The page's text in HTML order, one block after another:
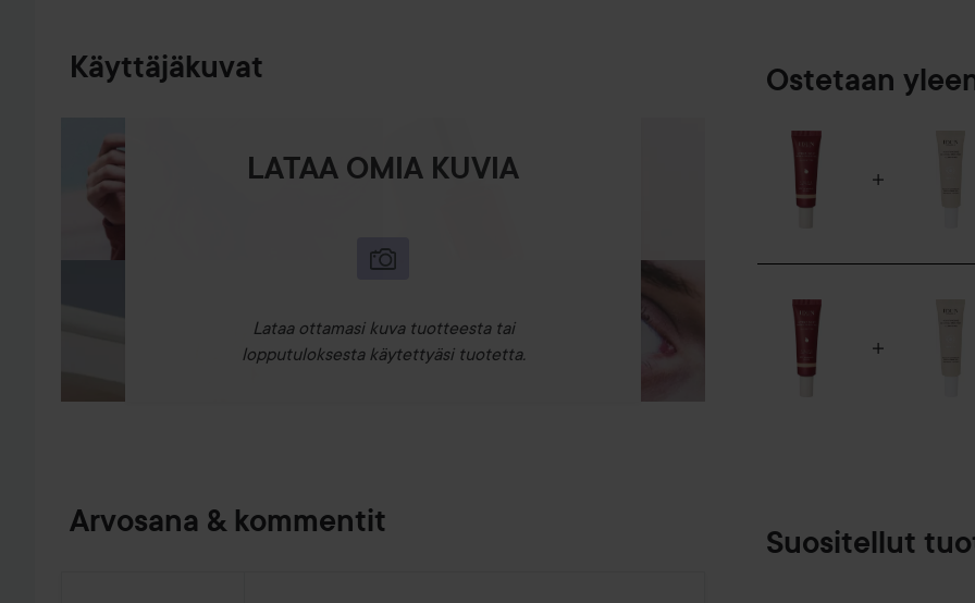
Käyttäjäkuvat
LATAA OMIA KUVIA
Lataa ottamasi kuva tuotteesta tai
lopputuloksesta käytettyäsi tuotetta.
Arvosana & kommentit
peittävyys on saavutettu.
Muista ympäristö ja
kun kierrätät IDUN Minerals
30 ml
Ostetaan
Suositellut